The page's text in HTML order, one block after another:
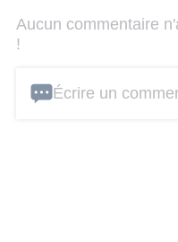
Aucun commentaire
!
Écrire un